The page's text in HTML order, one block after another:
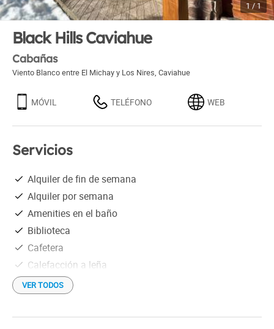
1 / 1
Black Hills Caviahue
Cabañas
Viento Blanco entre El Michay y Los Nires, Caviahue
MÓVIL TELÉFONO WEB
Servicios
Alquiler de fin de semana
Alquiler por semana
Amenities en el baño
Biblioteca
Cafetera
Calefacción a leña
Desayuno opcional
En el centro
Heladera
VER TODOS